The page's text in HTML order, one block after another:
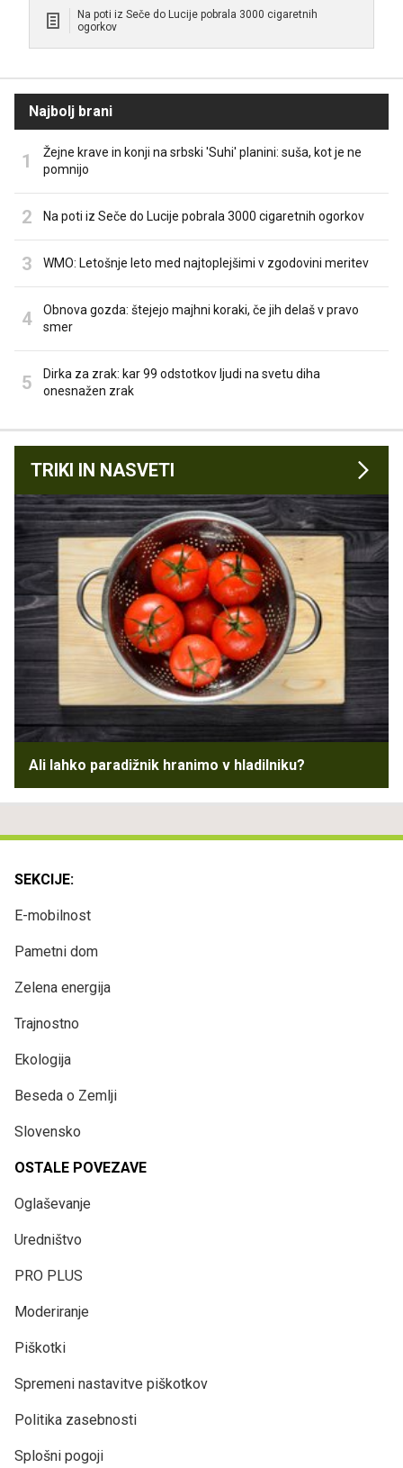
Na poti iz Seče do Lucije pobrala 3000 cigaretnih
ogorkov
Najbolj brani
Žejne krave in konji na srbski 'Suhi' planini: suša, kot je ne
pomnijo
Na poti iz Seče do Lucije pobrala 3000 cigaretnih ogorkov
WMO: Letošnje leto med najtoplejšimi v zgodovini meritev
Obnova gozda: štejejo majhni koraki, če jih delaš v pravo
smer
Dirka za zrak: kar 99 odstotkov ljudi na svetu diha
onesnažen zrak
TRIKI IN NASVETI
Ali lahko paradižnik hranimo v hladilniku?
SEKCIJE:
E-mobilnost
Pametni dom
Zelena energija
Trajnostno
Ekologija
Beseda o Zemlji
Slovensko
OSTALE POVEZAVE
Oglaševanje
Uredništvo
PRO PLUS
Moderiranje
Piškotki
Spremeni nastavitve piškotkov
Politika zasebnosti
Splošni pogoji